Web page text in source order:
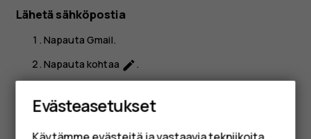
Älypuhelimet
Perinteiset puhelimet
Lähetä sähköpostia
NapautaGmail.
Napauta kohtaa create.
napauta kohtaamore_vert>Lisää yhteystiedoista
Evästeasetukset